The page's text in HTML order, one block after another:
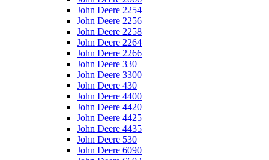
John Deere 2254
John Deere 2256
John Deere 2258
John Deere 2264
John Deere 2266
John Deere 330
John Deere 3300
John Deere 430
John Deere 4400
John Deere 4420
John Deere 4425
John Deere 4435
John Deere 530
John Deere 6090